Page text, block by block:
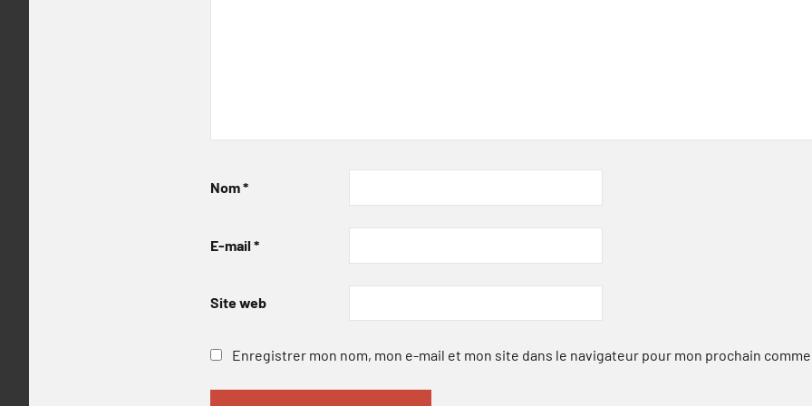
Nom*
E-mail *
Site web
Enregistrer mon nom, mon e-mail et mon site dans le navigateur pour mon prochain